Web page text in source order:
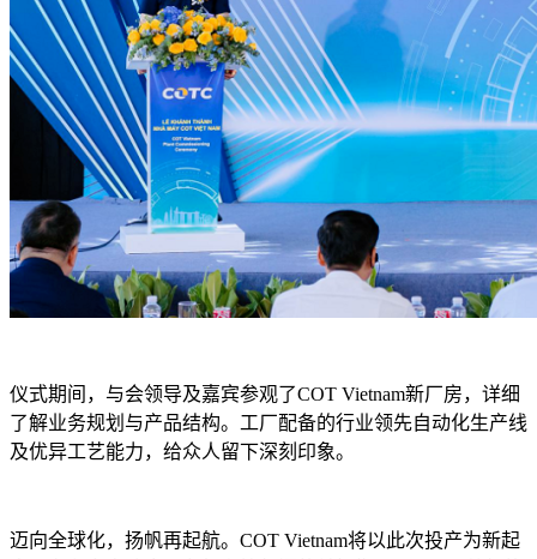
仪式期间，与会领导及嘉宾参观了COT Vietnam新厂房，详细
了解业务规划与产品结构。工厂配备的行业领先自动化生产线
及优异工艺能力，给众人留下深刻印象。
迈向全球化，扬帆再起航。COT Vietnam将以此次投产为新起